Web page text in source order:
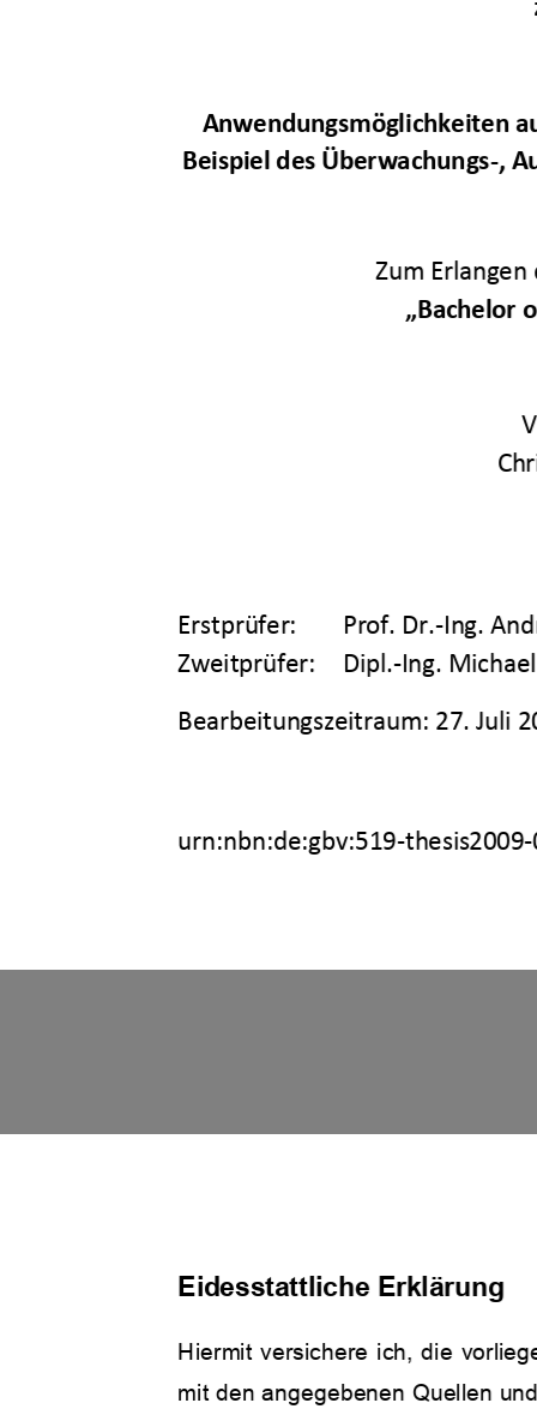
Anwendungsmöglichkeiten
Beispiel des Überwachungs-,
Zum
Bachelor
Erstprüfer:
Prof. Dr.-Ing.
Zweitprüfer:    Dipl.-Ing.
Bearbeitungszeitraum: 27. Juli
urn:nbn:de:gbv:519-
Eidesstattliche Erklärung
Hiermit versichere ich, die
mit den angegebenen Quellen